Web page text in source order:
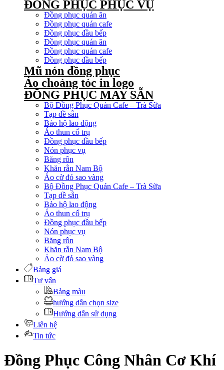
ĐỒNG PHỤC PHỤC VỤ
Đồng phục quán ăn
Đồng phục quán cafe
Đồng phục đầu bếp
Đồng phục quán ăn
Đồng phục quán cafe
Đồng phục đầu bếp
Mũ nón đồng phục
Áo choàng tóc in logo
ĐỒNG PHỤC MAY SẴN
Bộ Đồng Phục Quán Cafe – Trà Sữa
Tạp dề sẵn
Bảo hộ lao động
Áo thun cổ trụ
Đồng phục đầu bếp
Nón phục vụ
Băng rôn
Khăn rằn Nam Bộ
Áo cờ đỏ sao vàng
Bộ Đồng Phục Quán Cafe – Trà Sữa
Tạp dề sẵn
Bảo hộ lao động
Áo thun cổ trụ
Đồng phục đầu bếp
Nón phục vụ
Băng rôn
Khăn rằn Nam Bộ
Áo cờ đỏ sao vàng
Bảng giá
Tư vấn
Bảng màu
hướng dẫn chọn size
Hướng dẫn sử dụng
Liên hệ
Tin tức
Đồng Phục Công Nhân Cơ Khí